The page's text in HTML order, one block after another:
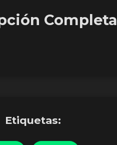
Completa
Etiquetas: